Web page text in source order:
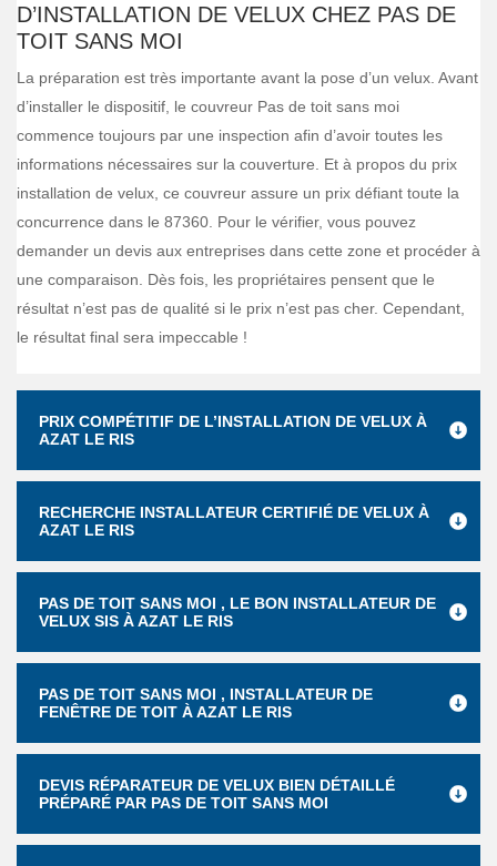
D’INSTALLATION DE VELUX CHEZ PAS DE
TOIT SANS MOI
La préparation est très importante avant la pose d’un velux. Avant
d’installer le dispositif, le couvreur Pas de toit sans moi
commence toujours par une inspection afin d’avoir toutes les
informations nécessaires sur la couverture. Et à propos du prix
installation de velux, ce couvreur assure un prix défiant toute la
concurrence dans le 87360. Pour le vérifier, vous pouvez
demander un devis aux entreprises dans cette zone et procéder à
une comparaison. Dès fois, les propriétaires pensent que le
résultat n’est pas de qualité si le prix n’est pas cher. Cependant,
le résultat final sera impeccable !
PRIX COMPÉTITIF DE L’INSTALLATION DE VELUX À
AZAT LE RIS
RECHERCHE INSTALLATEUR CERTIFIÉ DE VELUX À
AZAT LE RIS
PAS DE TOIT SANS MOI , LE BON INSTALLATEUR DE
VELUX SIS À AZAT LE RIS
PAS DE TOIT SANS MOI , INSTALLATEUR DE
FENÊTRE DE TOIT À AZAT LE RIS
DEVIS RÉPARATEUR DE VELUX BIEN DÉTAILLÉ
PRÉPARÉ PAR PAS DE TOIT SANS MOI